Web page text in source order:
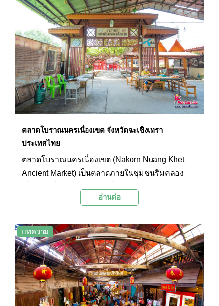
และผู้ที่สนใจนิยมไปสักการะขอพรเพื่อวามเป็นสิริ
มงคลโดยเฉพาะในช่วงตรุษจีน
ตลาดโบราณนครเนื่องเขต จังหวัดฉะเชิงเทรา
ประเทศไทย
ตลาดโบราณนครเนื่องเขต (Nakorn Nuang Khet
Ancient Market) เป็นตลาดภายในชุมชนริมคลอง
ความคล้ายตลาดเดิมในอดีต ภายในมีเรือนไม้
บรรยากาศในวันวานและถ่ายภาพเป็นที่ระลึก พร้อม
เดินเลือกซื้อของกินอร่อยๆ มากมายภายในตลาด
อ่านต่อ
บทความ